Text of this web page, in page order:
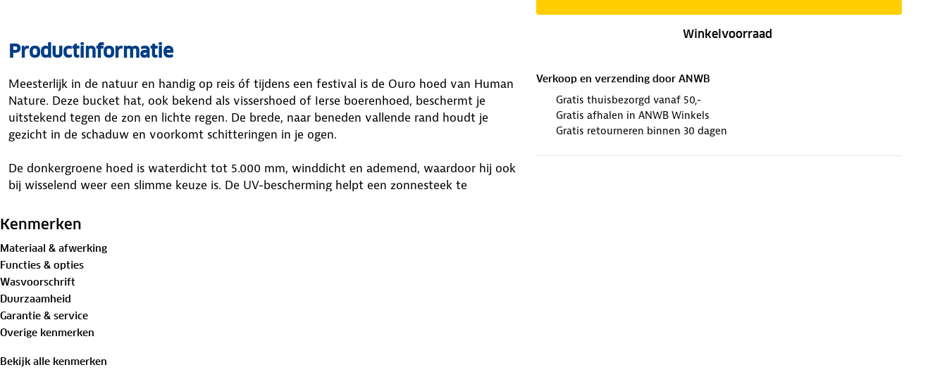
Winkelvoorraad
Verkoop en verzending door ANWB
Gratis thuisbezorgd vanaf 50,-
Gratis afhalen in ANWB Winkels
Gratis retourneren binnen 30 dagen
Productinformatie
Meesterlijk in de natuur en handig op reis óf tijdens een festival is de Ouro hoed van Human
Nature. Deze bucket hat, ook bekend als vissershoed of Ierse boerenhoed, beschermt je
uitstekend tegen de zon en lichte regen. De brede, naar beneden vallende rand houdt je
gezicht in de schaduw en voorkomt schitteringen in je ogen.
De donkergroene hoed is waterdicht tot 5.000 mm, winddicht en ademend, waardoor hij ook
bij wisselend weer een slimme keuze is. De UV-bescherming helpt een zonnesteek te
weer altijd een stap voor met de Ouro hoed van Human Nature!
Bewust onderweg met hergebruikt materiaal:
100%gerecycled polyester
Kenmerken
Materiaal & afwerking
Functies & opties
Wasvoorschrift
Duurzaamheid
Garantie & service
Overige kenmerken
Bekijk alle kenmerken